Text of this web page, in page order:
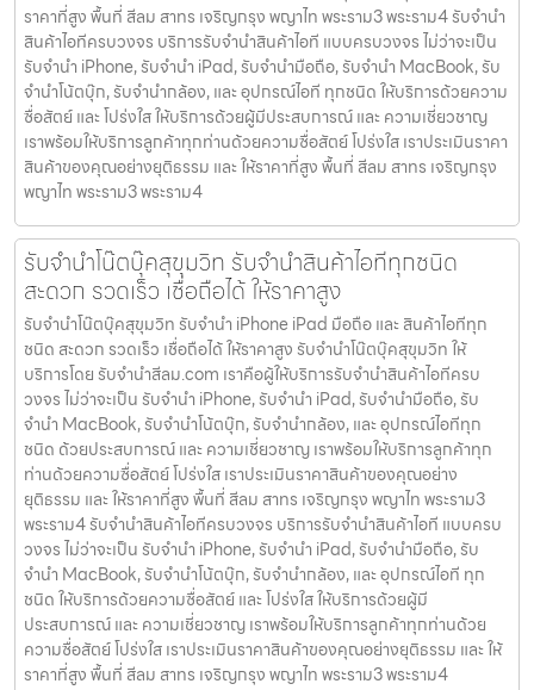
ราคาที่สูง พื้นที่ สีลม สาทร เจริญกรุง พญาไท พระราม3 พระราม4 รับจำนำ
สินค้าไอทีครบวงจร บริการรับจำนำสินค้าไอที แบบครบวงจร ไม่ว่าจะเป็น
รับจำนำ iPhone, รับจำนำ iPad, รับจำนำมือถือ, รับจำนำ MacBook, รับ
จำนำโน้ตบุ๊ก, รับจำนำกล้อง, และ อุปกรณ์ไอที ทุกชนิด ให้บริการด้วยความ
ซื่อสัตย์ และ โปร่งใส ให้บริการด้วยผู้มีประสบการณ์ และ ความเชี่ยวชาญ
เราพร้อมให้บริการลูกค้าทุกท่านด้วยความซื่อสัตย์ โปร่งใส เราประเมินราคา
สินค้าของคุณอย่างยุติธรรม และ ให้ราคาที่สูง พื้นที่ สีลม สาทร เจริญกรุง
พญาไท พระราม3 พระราม4
รับจำนำโน๊ตบุ๊คสุขุมวิท รับจำนำสินค้าไอทีทุกชนิด
สะดวก รวดเร็ว เชื่อถือได้ ให้ราคาสูง
รับจำนำโน๊ตบุ๊คสุขุมวิท รับจำนำ iPhone iPad มือถือ และ สินค้าไอทีทุก
ชนิด สะดวก รวดเร็ว เชื่อถือได้ ให้ราคาสูง รับจำนำโน๊ตบุ๊คสุขุมวิท ให้
บริการโดย รับจํานําสีลม.com เราคือผู้ให้บริการรับจำนำสินค้าไอทีครบ
วงจร ไม่ว่าจะเป็น รับจำนำ iPhone, รับจำนำ iPad, รับจำนำมือถือ, รับ
จำนำ MacBook, รับจำนำโน้ตบุ๊ก, รับจำนำกล้อง, และ อุปกรณ์ไอทีทุก
ชนิด ด้วยประสบการณ์ และ ความเชี่ยวชาญ เราพร้อมให้บริการลูกค้าทุก
ท่านด้วยความซื่อสัตย์ โปร่งใส เราประเมินราคาสินค้าของคุณอย่าง
ยุติธรรม และ ให้ราคาที่สูง พื้นที่ สีลม สาทร เจริญกรุง พญาไท พระราม3
พระราม4 รับจำนำสินค้าไอทีครบวงจร บริการรับจำนำสินค้าไอที แบบครบ
วงจร ไม่ว่าจะเป็น รับจำนำ iPhone, รับจำนำ iPad, รับจำนำมือถือ, รับ
จำนำ MacBook, รับจำนำโน้ตบุ๊ก, รับจำนำกล้อง, และ อุปกรณ์ไอที ทุก
ชนิด ให้บริการด้วยความซื่อสัตย์ และ โปร่งใส ให้บริการด้วยผู้มี
ประสบการณ์ และ ความเชี่ยวชาญ เราพร้อมให้บริการลูกค้าทุกท่านด้วย
ความซื่อสัตย์ โปร่งใส เราประเมินราคาสินค้าของคุณอย่างยุติธรรม และ ให้
ราคาที่สูง พื้นที่ สีลม สาทร เจริญกรุง พญาไท พระราม3 พระราม4